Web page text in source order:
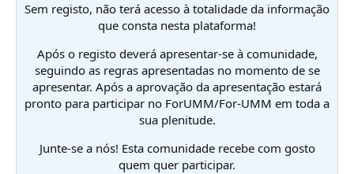
Sem registo, não terá acesso à totalidade da informação
que consta nesta plataforma!
Após o registo deverá apresentar-se à comunidade,
seguindo as regras apresentadas no momento de se
apresentar. Após a aprovação da apresentação estará
pronto para participar no ForUMM/For-UMM em toda a
sua plenitude.
Junte-se a nós! Esta comunidade recebe com gosto
quem quer participar.